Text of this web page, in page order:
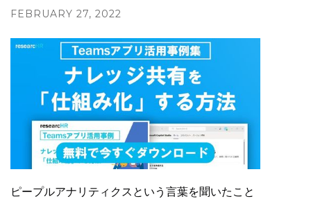
FEBRUARY 27, 2022
ピープルアナリティクスという言葉を聞いたこと